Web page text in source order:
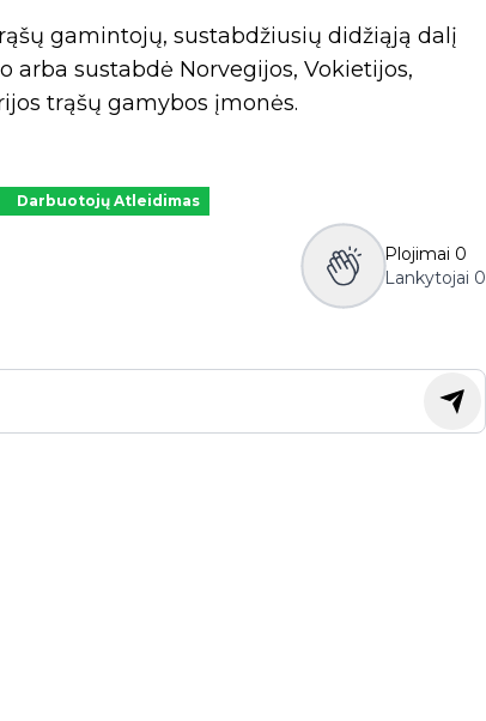
gamintojų, sustabdžiusių didžiąją dalį
sustabdė Norvegijos, Vokietijos,
trąšų gamybos įmonės.
Darbuotojų Atleidimas
Plojimai 0
Lankytojai 0